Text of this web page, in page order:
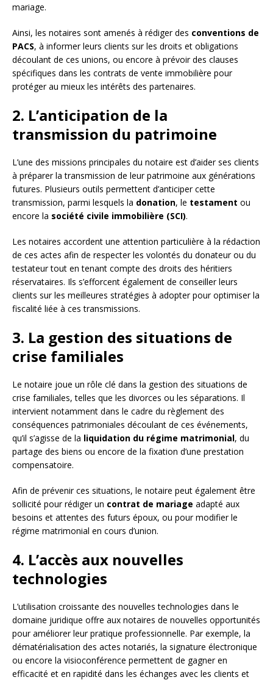
mariage.
Ainsi, les notaires sont amenés à rédiger des conventions de
PACS, à informer leurs clients sur les droits et obligations
découlant de ces unions, ou encore à prévoir des clauses
spécifiques dans les contrats de vente immobilière pour
protéger au mieux les intérêts des partenaires.
2. L’anticipation de la
transmission du patrimoine
L’une des missions principales du notaire est d’aider ses clients
à préparer la transmission de leur patrimoine aux générations
futures. Plusieurs outils permettent d’anticiper cette
transmission, parmi lesquels la donation, le testament ou
encore la société civile immobilière (SCI).
Les notaires accordent une attention particulière à la rédaction
de ces actes afin de respecter les volontés du donateur ou du
testateur tout en tenant compte des droits des héritiers
réservataires. Ils s’efforcent également de conseiller leurs
clients sur les meilleures stratégies à adopter pour optimiser la
fiscalité liée à ces transmissions.
3. La gestion des situations de
crise familiales
Le notaire joue un rôle clé dans la gestion des situations de
crise familiales, telles que les divorces ou les séparations. Il
intervient notamment dans le cadre du règlement des
conséquences patrimoniales découlant de ces événements,
qu’il s’agisse de la liquidation du régime matrimonial, du
partage des biens ou encore de la fixation d’une prestation
compensatoire.
Afin de prévenir ces situations, le notaire peut également être
sollicité pour rédiger un contrat de mariage adapté aux
besoins et attentes des futurs époux, ou pour modifier le
régime matrimonial en cours d’union.
4. L’accès aux nouvelles
technologies
L’utilisation croissante des nouvelles technologies dans le
domaine juridique offre aux notaires de nouvelles opportunités
pour améliorer leur pratique professionnelle. Par exemple, la
dématérialisation des actes notariés, la signature électronique
ou encore la visioconférence permettent de gagner en
efficacité et en rapidité dans les échanges avec les clients et